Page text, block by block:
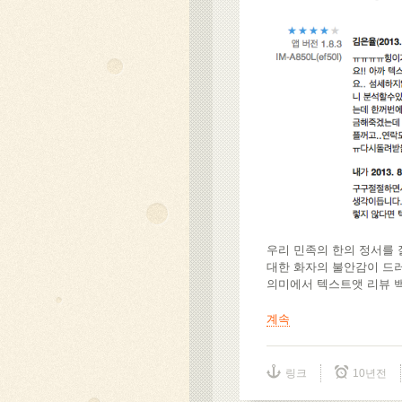
우리 민족의 한의 정서를
대한 화자의 불안감이 드
의미에서 텍스트앳 리뷰
계속
링크 10년전